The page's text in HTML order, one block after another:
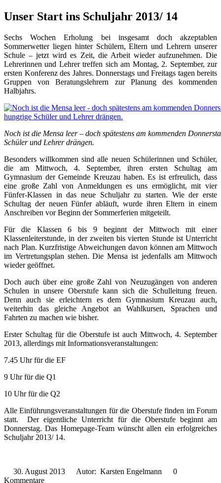
Unser Start ins Schuljahr 2013/ 14
Sechs Wochen Erholung bei insgesamt doch akzeptablen
Sommerwetter liegen hinter Schülern, Eltern und Lehrern unserer
Schule – jetzt wird es Zeit, die Arbeit wieder aufzunehmen. Die
Lehrerinnen und Lehrer treffen sich am Montag, 2. September, zur
ersten Konferenz des Jahres. Donnerstags und Freitags tagen bereits
Gruppen von Beratungslehrern zur Planung des kommenden
Halbjahrs.
Noch ist die Mensa leer – doch spätestens am kommenden
Schüler und Lehrer drängen.
Besonders willkommen sind alle neuen Schülerinnen und Schüler,
die am Mittwoch, 4. September, ihren ersten Schultag am
Gymnasium der Gemeinde Kreuzau haben. Es ist erfreulich, dass
eine große Zahl von Anmeldungen es uns ermöglicht, mit vier
Fünfer-Klassen in das neue Schuljahr zu starten. Wie der erste
Schultag der neuen Fünfer abläuft, wurde ihren Eltern in einem
Anschreiben vor Beginn der Sommerferien mitgeteilt.
Für die Klassen 6 bis 9 beginnt der Mittwoch mit einer
Klassenleiterstunde, in der zweiten bis vierten Stunde ist Unterricht
nach Plan. Kurzfristige Abweichungen davon können am Mittwoch
im Vertretungsplan stehen. Die Mensa ist jedenfalls am Mittwoch
wieder geöffnet.
Doch auch über eine große Zahl von Neuzugängen von anderen
Schulen in unsere Oberstufe kann sich die Schulleitung freuen.
Denn auch sie erleichtern es dem Gymnasium Kreuzau auch,
weiterhin das gleiche Angebot an Wahlkursen, Sprachen und
Fahrten zu machen wie bisher.
Erster Schultag für die Oberstufe ist auch Mittwoch, 4. September
2013, allerdings mit Informationsveranstaltungen:
7.45 Uhr für die EF
9 Uhr für die Q1
10 Uhr für die Q2
Alle Einführungsveranstaltungen für die Oberstufe finden im Forum
statt. Der eigentliche Unterricht für die Oberstufe beginnt am
Donnerstag. Das Homepage-Team wünscht allen ein erfolgreiches
Schuljahr 2013/ 14.
30. August 2013 Autor: Karsten Engelmann
0
Kommentare